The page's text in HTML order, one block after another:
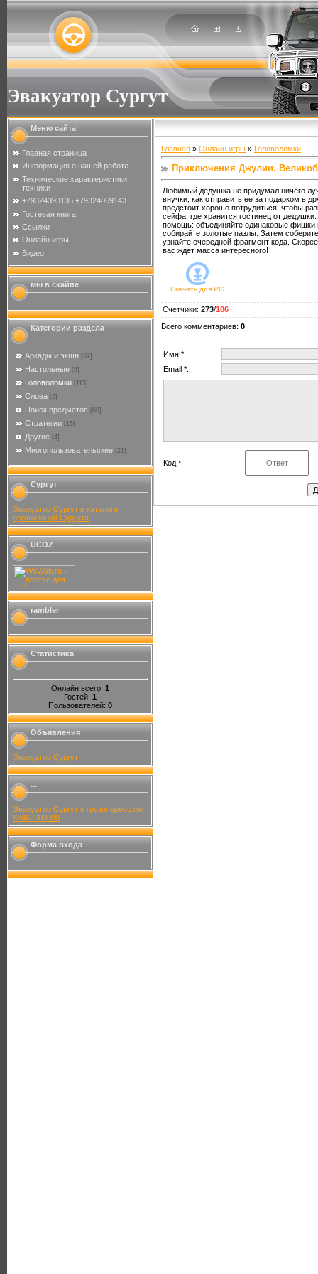
Эвакуатор Сургут
Меню сайта
Главная страница
Информация о нашей работе
Технические характеристики
техники
+79324393135 +79324069143
Гостевая книга
Ссылки
Онлайн игры
Видео
мы в скайпе
Категории раздела
Аркады и экшн [67]
Настольные [5]
Головоломки [115]
Слова [2]
Поиск предметов [68]
Стратегии [15]
Другие [4]
Многопользовательские [21]
Сургут
Эвакуатор Сургут в каталоге
организаций Сургута
UCOZ
rambler
Статистика
Онлайн всего: 1
Гостей: 1
Пользователей: 0
Объявления
Эвакуатор Сургут
...
Эвакуатор Сургут и грузоперевозки
83462900090
Форма входа
Главная » Онлайн игры » Головоломки
Приключения Джулии.
Любимый дедушка не придумал ничего
внучки, как отправить ее за подарком в
предстоит хорошо потрудиться, чтобы
сейфа, где хранится гостинец от
помощь: объединяйте одинаковые фишки
собирайте золотые пазлы. Затем
узнайте очередной фрагмент кода.
вас ждет масса интересного!
Скачать для PC
Счетчики: 273/186
Всего комментариев: 0
Имя *:
Email *:
Код *: